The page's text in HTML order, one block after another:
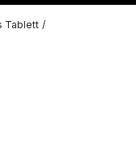
Tablett /